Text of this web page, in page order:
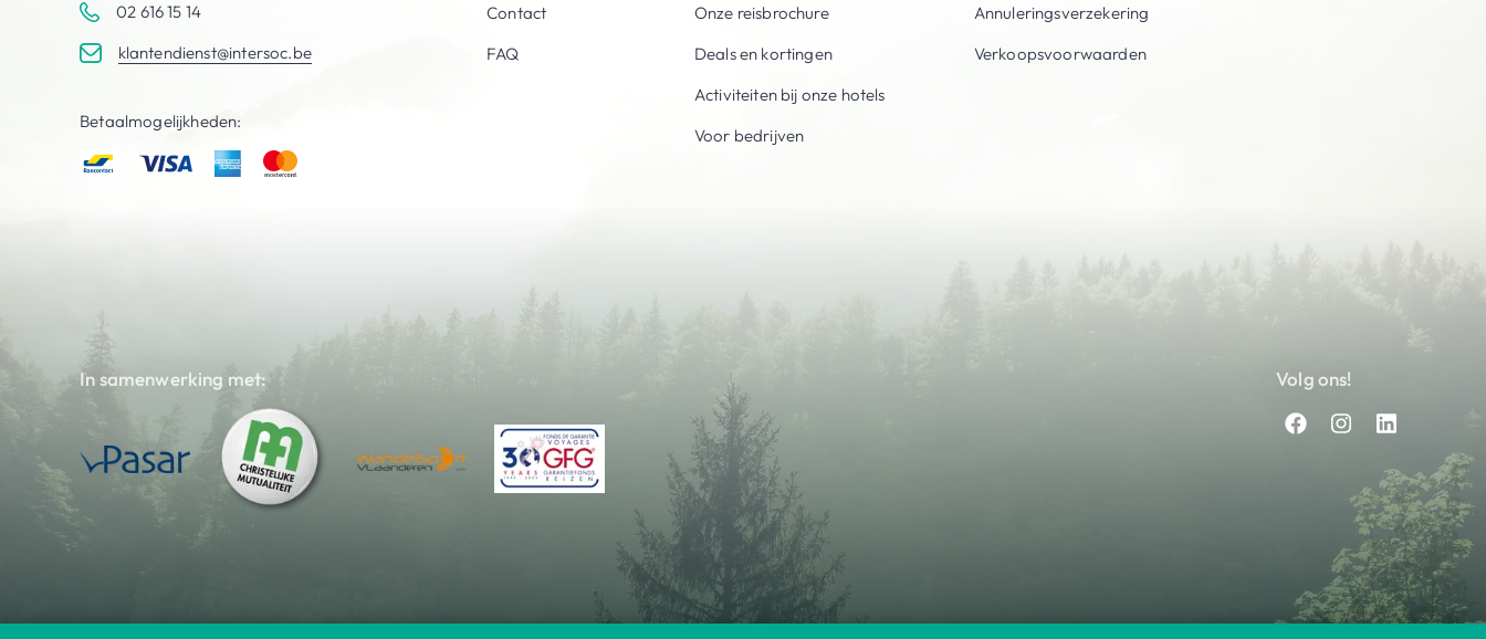
02 616 15 14
klantendienst@intersoc.be
Betaalmogelijkheden:
Contact
FAQ
Onze reisbrochure
Deals en kortingen
Activiteiten bij onze hotels
Voor bedrijven
Annuleringsverzekering
Verkoopsvoorwaarden
In samenwerking met: Volg ons!